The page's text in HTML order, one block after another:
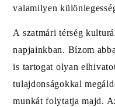
valamilyen
A szatmári térség
napjainkban. Bízom
is tartogat olyan
tulajdonságokkal
munkát folytatja majd.